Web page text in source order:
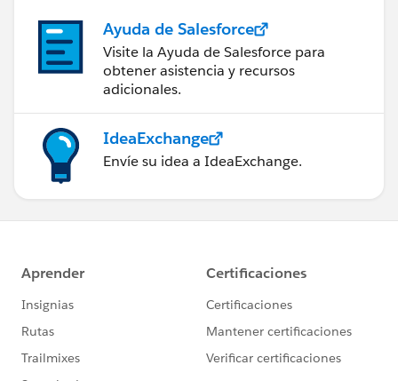
Ayuda de Salesforce
Visite la Ayuda de Salesforce para
obtener asistencia y recursos
adicionales.
IdeaExchange
Envíe su idea a IdeaExchange.